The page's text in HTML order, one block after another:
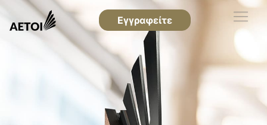
Εγγραφείτε